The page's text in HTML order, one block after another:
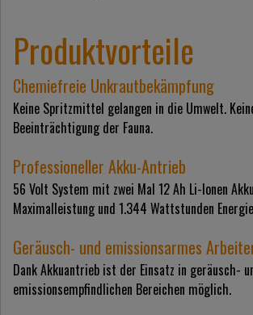
Produktvorteile
Chemiefreie Unkrautbekämpfung
Keine Spritzmittel gelangen in die Umwelt.
Beeinträchtigung der Fauna.
Professioneller Akku-Antrieb
56 Volt System mit zwei Mal 12 Ah Li-Ionen
Maximalleistung und 1.344 Wattstunden
Geräusch- und emissionsarmes
Dank Akkuantrieb ist der Einsatz in geräusch-
emissionsempfindlichen Bereichen möglich.